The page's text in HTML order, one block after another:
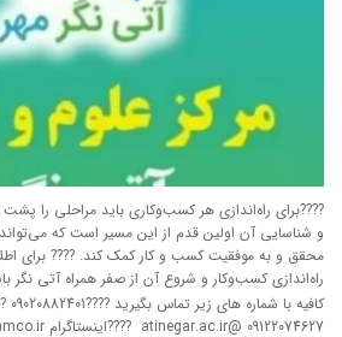
????برای راه‌اندازی هر کسب‌وکاری باید مراحلی را
و شناسایی آن اولین قدم از این مسیر است که
محقق و به موفقیت کسب و کار کمک کند. ???? برای
راه‌اندازی کسب‌و‌کار و شروع آن از صفر همراه آتی نگر
09122074627 @atinegar.ac.ir ????اینستاگرام www.anmco.ir …